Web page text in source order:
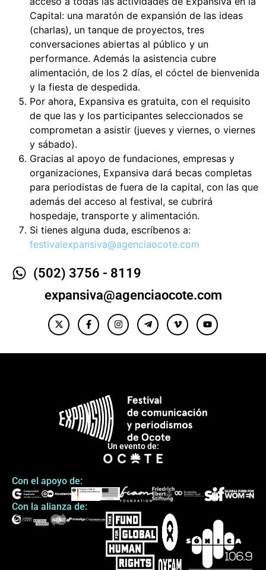
Capital: una maratón de expansión de las ideas
(charlas), un tanque de proyectos, tres
conversaciones abiertas al público y un
performance. Además la asistencia cubre
alimentación, de los 2 días, el cóctel de bienvenida
y la fiesta de despedida.
Por ahora, Expansiva es gratuita, con el requisito
de que las y los participantes seleccionados se
comprometan a asistir (jueves y viernes, o viernes
y sábado).
Gracias al apoyo de fundaciones, empresas y
organizaciones, Expansiva dará becas completas
para periodistas de fuera de la capital, con las que
además del acceso al festival, se cubrirá
hospedaje, transporte y alimentación.
Si tienes alguna duda, escríbenos a:
festivalexpansiva@agenciaocote.com
(502) 3756 - 8119
expansiva@agenciaocote.com
Un evento de:
Con el apoyo de:
Con la alianza de: